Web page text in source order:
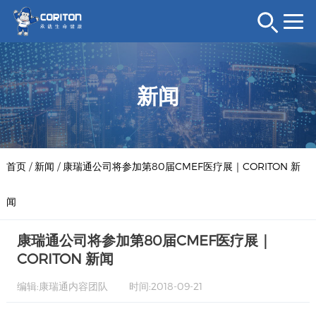
新闻
首页/ 新闻 / 康瑞通公司将参加第80届CMEF医疗展｜CORITON 新
闻
康瑞通公司将参加第80届CMEF医疗展｜
CORITON 新闻
编辑:康瑞通内容团队 时间:2018-09-21